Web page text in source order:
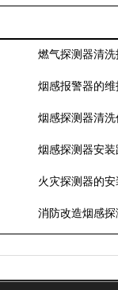
燃气探测器清
烟感报警器的
烟感探测器清洗
烟感探测器安装
火灾探测器的安
消防改造烟感